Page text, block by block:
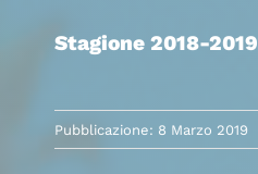
Stagione 2018-2019
Pubblicazione: 8 Marzo 2019